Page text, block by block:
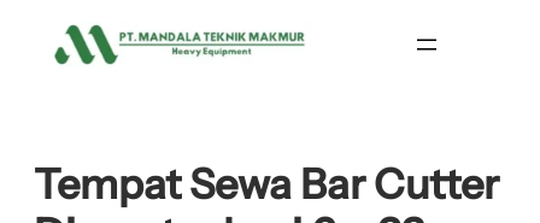
Tempat Sewa Bar Cutter